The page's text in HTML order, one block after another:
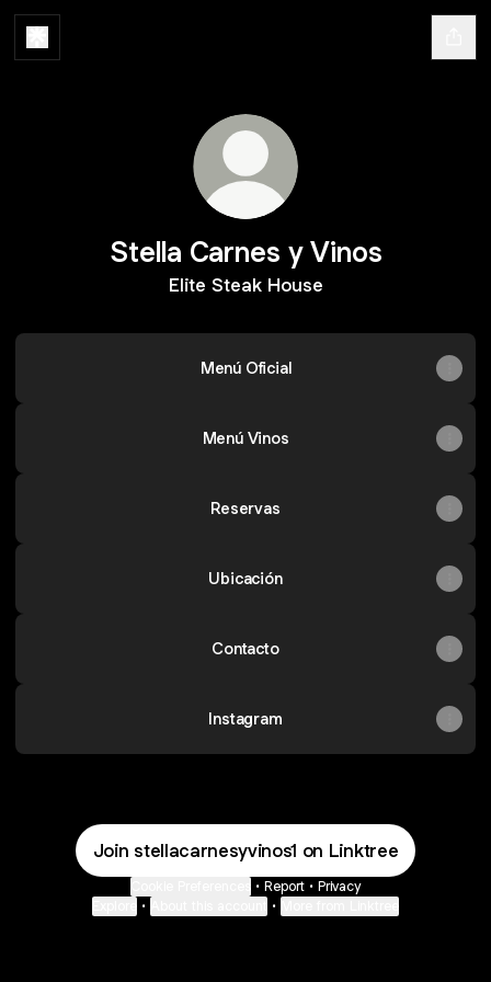
Stella Carnes y Vinos
Elite Steak House
Menú Oficial
Menú Vinos
Reservas
Ubicación
Contacto
Instagram
Join stellacarnesyvinos1 on Linktree
• Report • Privacy
• •